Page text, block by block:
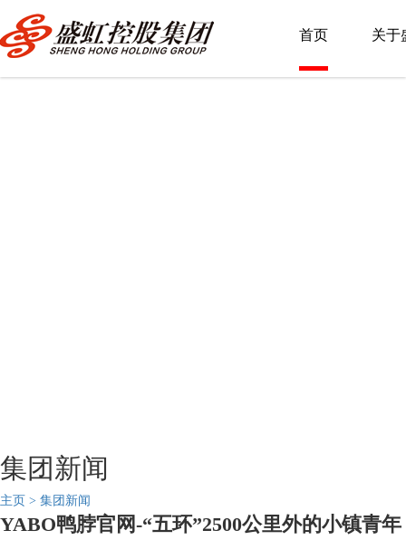
首页 关于
集团新闻
主页 > 集团新闻
YABO鸭脖官网-“五环”2500公里外的小镇青